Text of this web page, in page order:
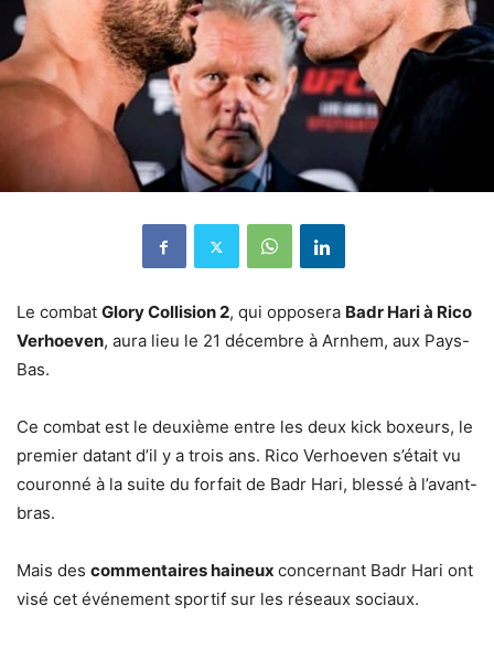
Le combat Glory Collision 2, qui opposera Badr Hari à Rico
Verhoeven, aura lieu le 21 décembre à Arnhem, aux Pays-
Bas.
Ce combat est le deuxième entre les deux kick boxeurs, le
premier datant d’il y a trois ans. Rico Verhoeven s’était vu
couronné à la suite du forfait de Badr Hari, blessé à l’avant-
bras.
Mais des commentaires haineux concernant Badr Hari ont
visé cet événement sportif sur les réseaux sociaux.